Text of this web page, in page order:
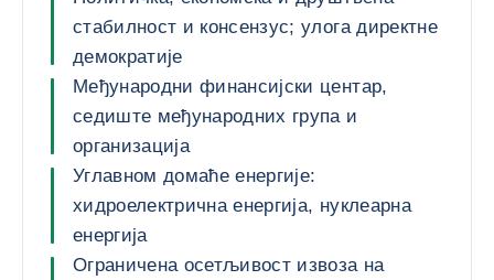
стабилност и консензус; улога директне
демократије
Међународни финансијски центар,
седиште међународних група и
организација
Углавном домаће енергије:
хидроелектрична енергија, нуклеарна
енергија
Ограничена осетљивост извоза на